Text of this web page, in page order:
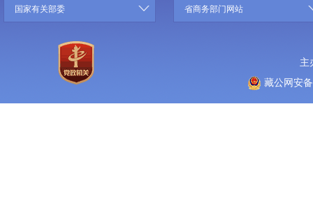
国家有关部委 省商务部门网站
主
藏公网安